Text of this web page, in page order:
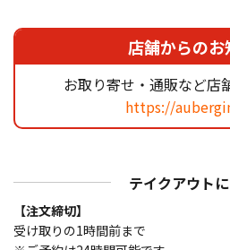
ア
ド
ス
店舗からのお
お取り寄せ・通販など
https://
テイクアウト
【注文締切】
受け取りの1時間前まで